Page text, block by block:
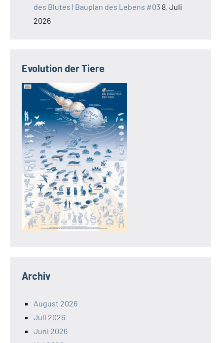
des Blutes | Bauplan des Lebens #03 8. Juli
2026
Evolution der Tiere
Archiv
August 2026
Juli 2026
Juni 2026